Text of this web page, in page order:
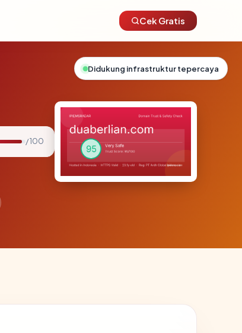
Cek Gratis
/ 100
Didukung infrastruktur tepercaya